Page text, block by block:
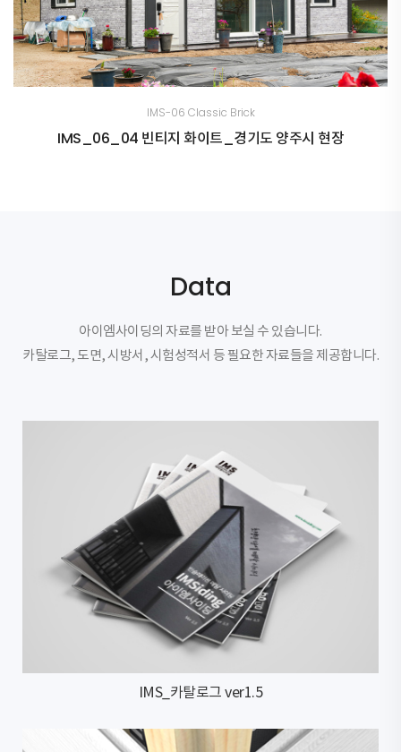
IMS-06 Classic Brick
IMS_06_04 빈티지 화이트_경기도 양주시 현장
Data
아이엠사이딩의 자료를 받아 보실 수 있습니다.
카탈로그, 도면, 시방서, 시험성적서 등 필요한 자료들을 제공합니다.
IMS_카탈로그 ver1.5